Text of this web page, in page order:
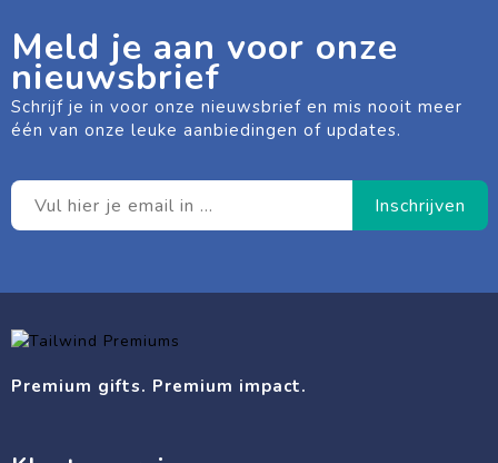
Meld je aan voor onze
nieuwsbrief
Schrijf je in voor onze nieuwsbrief en mis nooit meer
één van onze leuke aanbiedingen of updates.
Premium gifts. Premium impact.